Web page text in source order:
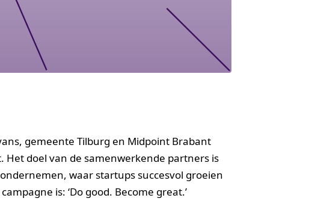
gemeente Tilburg en Midpoint Brabant
doel van de samenwerkende partners is
waar startups succesvol groeien
is: ‘Do good. Become great.’